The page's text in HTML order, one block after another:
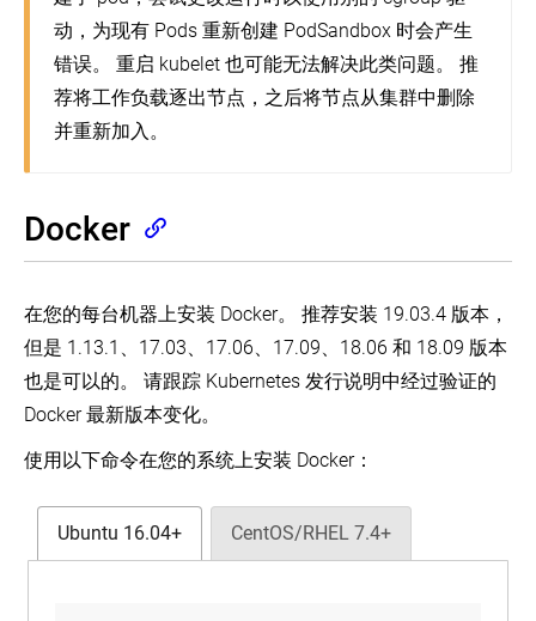
容
器
服
务
上
运
在
阿
运
行
Kubernetes
plane
cluster
with
kubeadm
(EN)
使
控
配
置
高
用
扑
项
书
和
要
求
动，为现有 Pods 重新创建 PodSandbox 时会产生
错误。 重启 kubelet 也可能无法解决此类问题。 推
荐将工作负载逐出节点，之后将节点从集群中删除
并重新加入。
Docker
在您的每台机器上安装 Docker。 推荐安装 19.03.4 版本，
但是 1.13.1、17.03、17.06、17.09、18.06 和 18.09 版本
也是可以的。 请跟踪 Kubernetes 发行说明中经过验证的
Docker 最新版本变化。
使用以下命令在您的系统上安装 Docker：
Ubuntu 16.04+ CentOS/RHEL 7.4+